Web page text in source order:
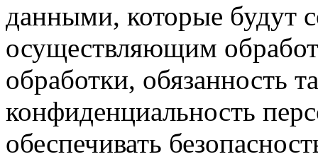
данными, которые будут
осуществляющим
обработки, обязанность
конфиденциальность
обеспечивать